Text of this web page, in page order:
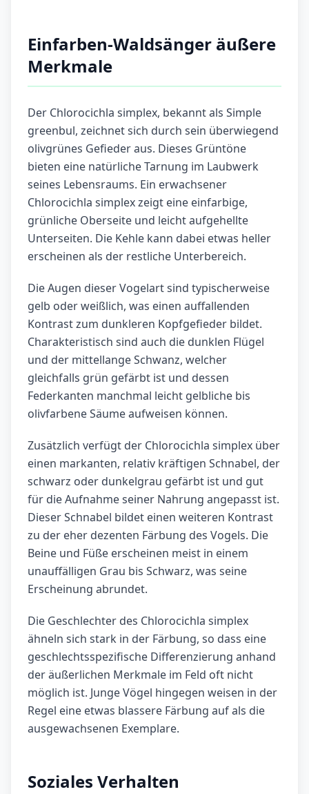
Einfarben-Waldsänger äußere
Merkmale
Der Chlorocichla simplex, bekannt als Simple
greenbul, zeichnet sich durch sein überwiegend
olivgrünes Gefieder aus. Dieses Grüntöne
bieten eine natürliche Tarnung im Laubwerk
seines Lebensraums. Ein erwachsener
Chlorocichla simplex zeigt eine einfarbige,
grünliche Oberseite und leicht aufgehellte
Unterseiten. Die Kehle kann dabei etwas heller
erscheinen als der restliche Unterbereich.
Die Augen dieser Vogelart sind typischerweise
gelb oder weißlich, was einen auffallenden
Kontrast zum dunkleren Kopfgefieder bildet.
Charakteristisch sind auch die dunklen Flügel
und der mittellange Schwanz, welcher
gleichfalls grün gefärbt ist und dessen
Federkanten manchmal leicht gelbliche bis
olivfarbene Säume aufweisen können.
Zusätzlich verfügt der Chlorocichla simplex über
einen markanten, relativ kräftigen Schnabel, der
schwarz oder dunkelgrau gefärbt ist und gut
für die Aufnahme seiner Nahrung angepasst ist.
Dieser Schnabel bildet einen weiteren Kontrast
zu der eher dezenten Färbung des Vogels. Die
Beine und Füße erscheinen meist in einem
unauffälligen Grau bis Schwarz, was seine
Erscheinung abrundet.
Die Geschlechter des Chlorocichla simplex
ähneln sich stark in der Färbung, so dass eine
geschlechtsspezifische Differenzierung anhand
der äußerlichen Merkmale im Feld oft nicht
möglich ist. Junge Vögel hingegen weisen in der
Regel eine etwas blassere Färbung auf als die
ausgewachsenen Exemplare.
Soziales Verhalten